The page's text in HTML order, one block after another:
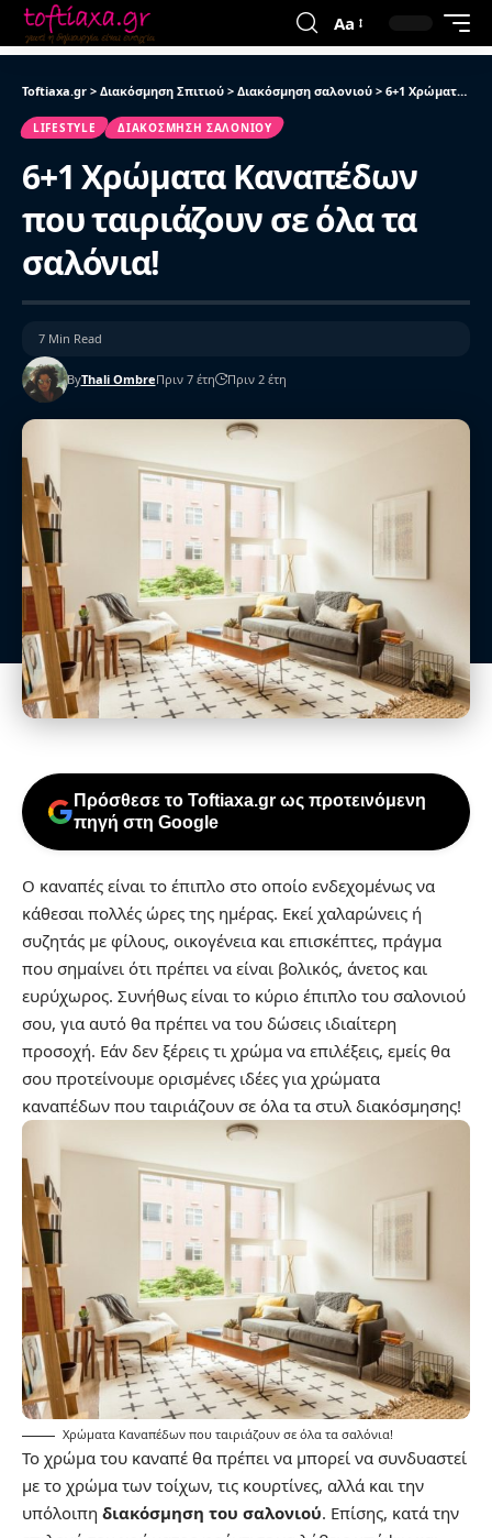
Aa
Toftiaxa.gr > Διακόσμηση Σπιτιού > Διακόσμηση σαλονιού > 6+1 Χρώματα Καναπέδων που ταιριάζουν σε όλα τα σαλόνια!
LIFESTYLE ΔΙΑΚΌΣΜΗΣΗ ΣΑΛΟΝΙΟΎ
6+1 Χρώματα Καναπέδων
που ταιριάζουν σε όλα τα
σαλόνια!
ByThali OmbreΠριν 7 έτη Πριν 2 έτη
7 Min Read
Πρόσθεσε το Toftiaxa.gr ως προτεινόμενη
πηγή στη Google
Ο καναπές είναι το έπιπλο στο οποίο ενδεχομένως να
κάθεσαι πολλές ώρες της ημέρας. Εκεί χαλαρώνεις ή
συζητάς με φίλους, οικογένεια και επισκέπτες, πράγμα
που σημαίνει ότι πρέπει να είναι βολικός, άνετος και
ευρύχωρος. Συνήθως είναι το κύριο έπιπλο του σαλονιού
σου, για αυτό θα πρέπει να του δώσεις ιδιαίτερη
προσοχή. Εάν δεν ξέρεις τι χρώμα να επιλέξεις, εμείς θα
σου προτείνουμε ορισμένες ιδέες για χρώματα
καναπέδων που ταιριάζουν σε όλα τα στυλ διακόσμησης!
Χρώματα Καναπέδων που ταιριάζουν σε όλα τα σαλόνια!
Το χρώμα του καναπέ θα πρέπει να μπορεί να συνδυαστεί
με το χρώμα των τοίχων, τις κουρτίνες, αλλά και την
υπόλοιπη διακόσμηση του σαλονιού. Επίσης, κατά την